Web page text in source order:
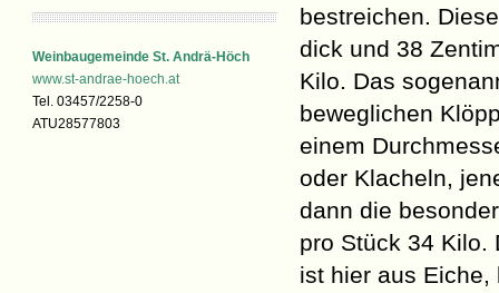
Weinbaugemeinde St. Andrä-Höch
www.st-andrae-hoech.at
Tel. 03457/2258-0
ATU28577803
bestreichen.
dick und 38
Kilo. Das
beweglichen
einem
oder Klacheln,
dann die
pro Stück 34 Kilo.
ist hier aus